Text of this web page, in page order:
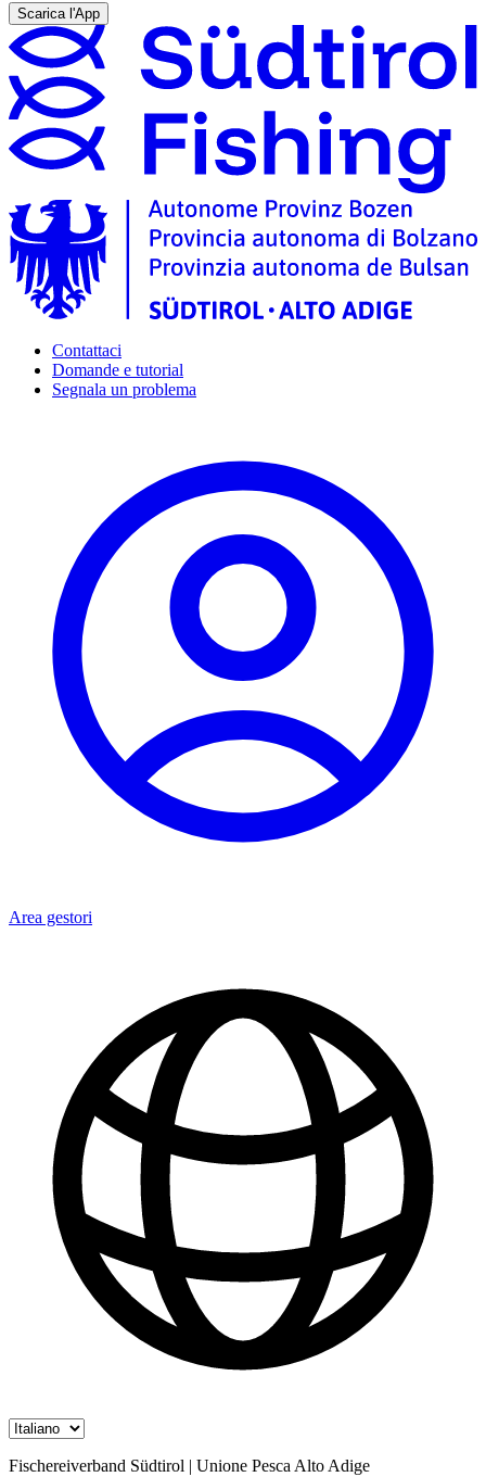
Scarica l'App
Contattaci
Domande e tutorial
Segnala un problema
Area gestori
Fischereiverband Südtirol | Unione Pesca Alto Adige